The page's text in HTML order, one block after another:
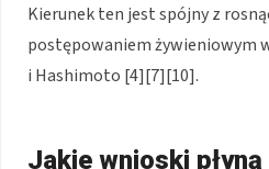
Kierunek ten jest spójny z
postępowaniem żywieniowym
i Hashimoto [4][7][10].
Jakie wnioski